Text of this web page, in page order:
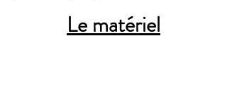
Le matériel